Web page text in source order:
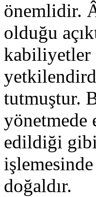
önemlidir.
olduğu
kabiliyetler
tutmuştur.
yönetmede
edildiği
doğaldır.